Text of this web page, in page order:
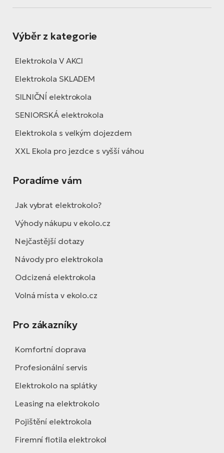
Výběr z kategorie
Elektrokola V AKCI
Elektrokola SKLADEM
SILNIČNÍ elektrokola
SENIORSKÁ elektrokola
Elektrokola s velkým dojezdem
XXL Ekola pro jezdce s vyšší váhou
Poradíme vám
Jak vybrat elektrokolo?
Výhody nákupu v ekolo.cz
Nejčastější dotazy
Návody pro elektrokola
Odcizená elektrokola
Volná místa v ekolo.cz
Pro zákazníky
Komfortní doprava
Profesionální servis
Elektrokolo na splátky
Leasing na elektrokolo
Pojištění elektrokola
Firemní flotila elektrokol